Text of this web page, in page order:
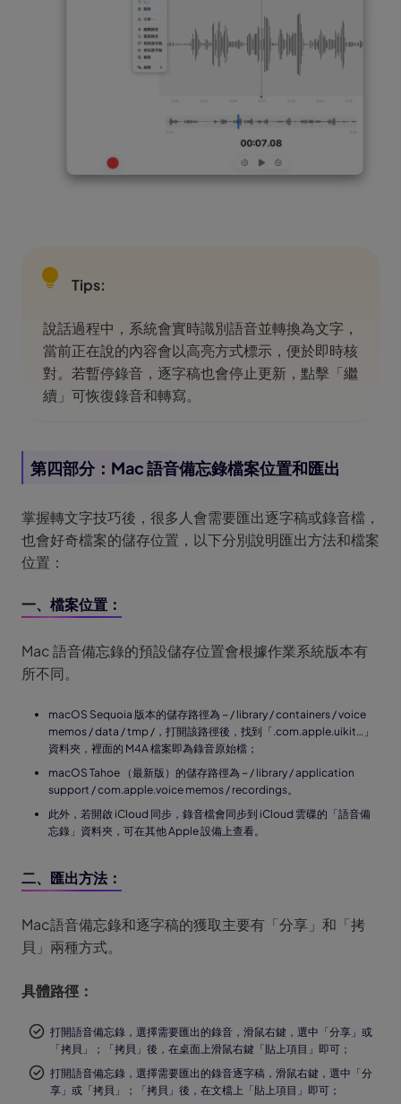
Tips:
說話過程中，系統會實時識別語音並轉換為文字，
當前正在說的內容會以高亮方式標示，便於即時核
對。若暫停錄音，逐字稿也會停止更新，點擊「繼
續」可恢復錄音和轉寫。
第四部分：Mac 語音備忘錄檔案位置和匯出
掌握轉文字技巧後，很多人會需要匯出逐字稿或錄音檔，
也會好奇檔案的儲存位置，以下分別說明匯出方法和檔案
位置：
一、檔案位置：
Mac 語音備忘錄的預設儲存位置會根據作業系統版本有
所不同。
macOS Sequoia 版本的儲存路徑為 ~ / library / containers / voice
memos / data / tmp /，打開該路徑後，找到「.com.apple.uikit…」
資料夾，裡面的 M4A 檔案即為錄音原始檔；
macOS Tahoe （最新版）的儲存路徑為 ~ / library / application
support / com.apple.voice memos / recordings。
此外，若開啟 iCloud 同步，錄音檔會同步到 iCloud 雲碟的「語音備
忘錄」資料夾，可在其他 Apple 設備上查看。
二、匯出方法：
Mac語音備忘錄和逐字稿的獲取主要有「分享」和「拷
貝」兩種方式。
具體路徑：
打開語音備忘錄，選擇需要匯出的錄音，滑鼠右鍵，選中「分享」或
「拷貝」；「拷貝」後，在桌面上滑鼠右鍵「貼上項目」即可；
打開語音備忘錄，選擇需要匯出的錄音逐字稿，滑鼠右鍵，選中「分
享」或「拷貝」；「拷貝」後，在文檔上「貼上項目」即可；